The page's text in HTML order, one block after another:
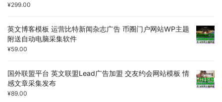
¥299.00
英文博客模板 运营比特新闻杂志广告 币圈门户网站WP主题
附送自动电脑采集软件
¥59.00
国外联盟平台 英文联盟Lead广告加盟 交友约会网站模板 情
感文章采集发布
¥89.00